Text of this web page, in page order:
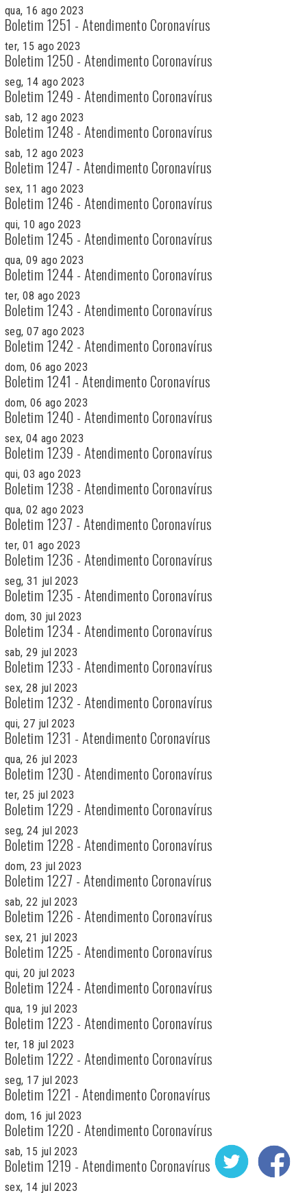
qua, 16 ago 2023
Boletim 1251 - Atendimento Coronavírus
ter, 15 ago 2023
Boletim 1250 - Atendimento Coronavírus
seg, 14 ago 2023
Boletim 1249 - Atendimento Coronavírus
sab, 12 ago 2023
Boletim 1248 - Atendimento Coronavírus
sab, 12 ago 2023
Boletim 1247 - Atendimento Coronavírus
sex, 11 ago 2023
Boletim 1246 - Atendimento Coronavírus
qui, 10 ago 2023
Boletim 1245 - Atendimento Coronavírus
qua, 09 ago 2023
Boletim 1244 - Atendimento Coronavírus
ter, 08 ago 2023
Boletim 1243 - Atendimento Coronavírus
seg, 07 ago 2023
Boletim 1242 - Atendimento Coronavírus
dom, 06 ago 2023
Boletim 1241 - Atendimento Coronavírus
dom, 06 ago 2023
Boletim 1240 - Atendimento Coronavírus
sex, 04 ago 2023
Boletim 1239 - Atendimento Coronavírus
qui, 03 ago 2023
Boletim 1238 - Atendimento Coronavírus
qua, 02 ago 2023
Boletim 1237 - Atendimento Coronavírus
ter, 01 ago 2023
Boletim 1236 - Atendimento Coronavírus
seg, 31 jul 2023
Boletim 1235 - Atendimento Coronavírus
dom, 30 jul 2023
Boletim 1234 - Atendimento Coronavírus
sab, 29 jul 2023
Boletim 1233 - Atendimento Coronavírus
sex, 28 jul 2023
Boletim 1232 - Atendimento Coronavírus
qui, 27 jul 2023
Boletim 1231 - Atendimento Coronavírus
qua, 26 jul 2023
Boletim 1230 - Atendimento Coronavírus
ter, 25 jul 2023
Boletim 1229 - Atendimento Coronavírus
seg, 24 jul 2023
Boletim 1228 - Atendimento Coronavírus
dom, 23 jul 2023
Boletim 1227 - Atendimento Coronavírus
sab, 22 jul 2023
Boletim 1226 - Atendimento Coronavírus
sex, 21 jul 2023
Boletim 1225 - Atendimento Coronavírus
qui, 20 jul 2023
Boletim 1224 - Atendimento Coronavírus
qua, 19 jul 2023
Boletim 1223 - Atendimento Coronavírus
ter, 18 jul 2023
Boletim 1222 - Atendimento Coronavírus
seg, 17 jul 2023
Boletim 1221 - Atendimento Coronavírus
dom, 16 jul 2023
Boletim 1220 - Atendimento Coronavírus
sab, 15 jul 2023
Boletim 1219 - Atendimento Coronavírus
sex, 14 jul 2023